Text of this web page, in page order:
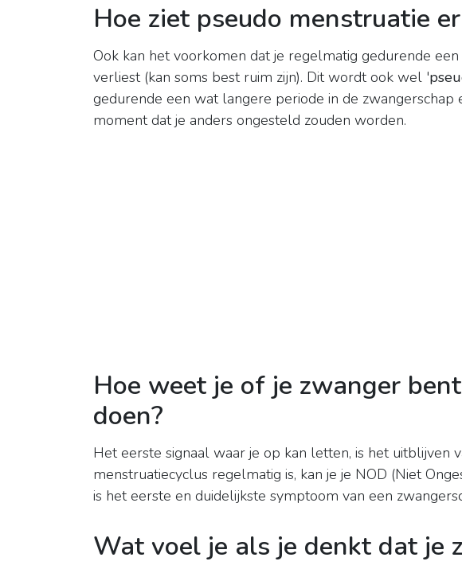
Hoe ziet pseudo menstruatie
Ook kan het voorkomen dat je regelmatig gedurende
verliest (kan soms best ruim zijn). Dit wordt ook wel '
gedurende een wat langere periode in de
moment dat je anders ongesteld zouden worden.
Hoe weet je of je zwanger
doen?
Het eerste signaal waar je op kan letten, is het uitblijven
menstruatiecyclus regelmatig is, kan je je NOD (Niet
is het eerste en duidelijkste symptoom van een
Wat voel je als je denkt dat je